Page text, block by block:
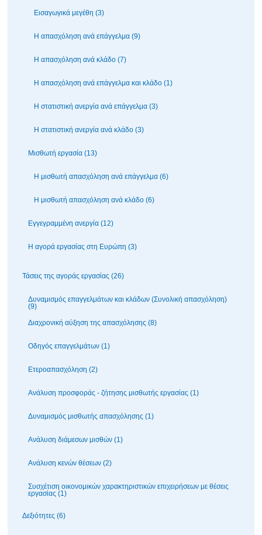
Εισαγωγικά μεγέθη (3)
Η απασχόληση ανά επάγγελμα (9)
Η απασχόληση ανά κλάδο (7)
Η απασχόληση ανά επάγγελμα και κλάδο (1)
Η στατιστική ανεργία ανά επάγγελμα (3)
Η στατιστική ανεργία ανά κλάδο (3)
Μισθωτή εργασία (13)
Η μισθωτή απασχόληση ανά επάγγελμα (6)
Η μισθωτή απασχόληση ανά κλάδο (6)
Εγγεγραμμένη ανεργία (12)
Η αγορά εργασίας στη Ευρώπη (3)
Τάσεις της αγοράς εργασίας (26)
Δυναμισμός επαγγελμάτων και κλάδων (Συνολική απασχόληση)
(9)
Διαχρονική αύξηση της απασχόλησης (8)
Οδηγός επαγγελμάτων (1)
Ετεροαπασχόληση (2)
Ανάλυση προσφοράς - ζήτησης μισθωτής εργασίας (1)
Δυναμισμός μισθωτής απασχόλησης (1)
Ανάλυση διάμεσων μισθών (1)
Ανάλυση κενών θέσεων (2)
Συσχέτιση οικονομικών χαρακτηριστικών επιχειρήσεων με θέσεις
εργασίας (1)
Δεξιότητες (6)